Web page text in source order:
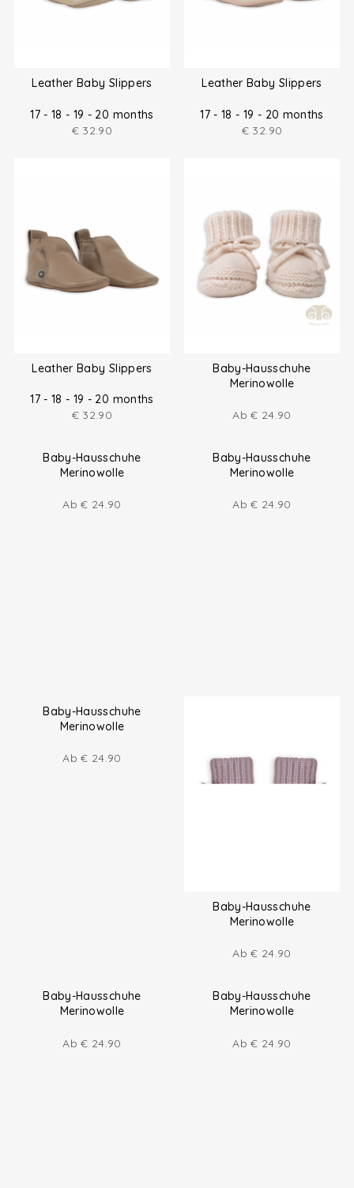
Leather Baby Slippers
17 - 18 - 19 - 20 months
€ 32.90
Leather Baby Slippers
17 - 18 - 19 - 20 months
€ 32.90
Leather Baby Slippers
17 - 18 - 19 - 20 months
€ 32.90
Baby-Hausschuhe
Merinowolle
Ab€ 24.90
Baby-Hausschuhe
Merinowolle
Ab€ 24.90
Baby-Hausschuhe
Merinowolle
Ab€ 24.90
Baby-Hausschuhe
Merinowolle
Ab€ 24.90
Baby-Hausschuhe
Merinowolle
Ab€ 24.90
Baby-Hausschuhe
Merinowolle
Ab€ 24.90
Baby-Hausschuhe
Merinowolle
Ab€ 24.90